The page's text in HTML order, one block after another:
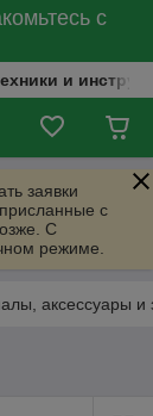
с
и
заявки
с
С
режиме.
аксессуары и